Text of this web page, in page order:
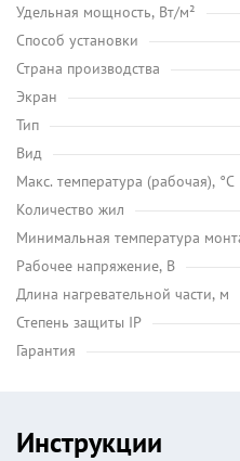
Удельная мощность, Вт/м²
Способ установки
Страна производства
Экран
Тип
Вид
Maкс. температура (рабочая), °C
Количество жил
Минимальная температура
Рабочее напряжение, В
Длина нагревательной части, м
Степень защиты IP
Гарантия
Инструкции